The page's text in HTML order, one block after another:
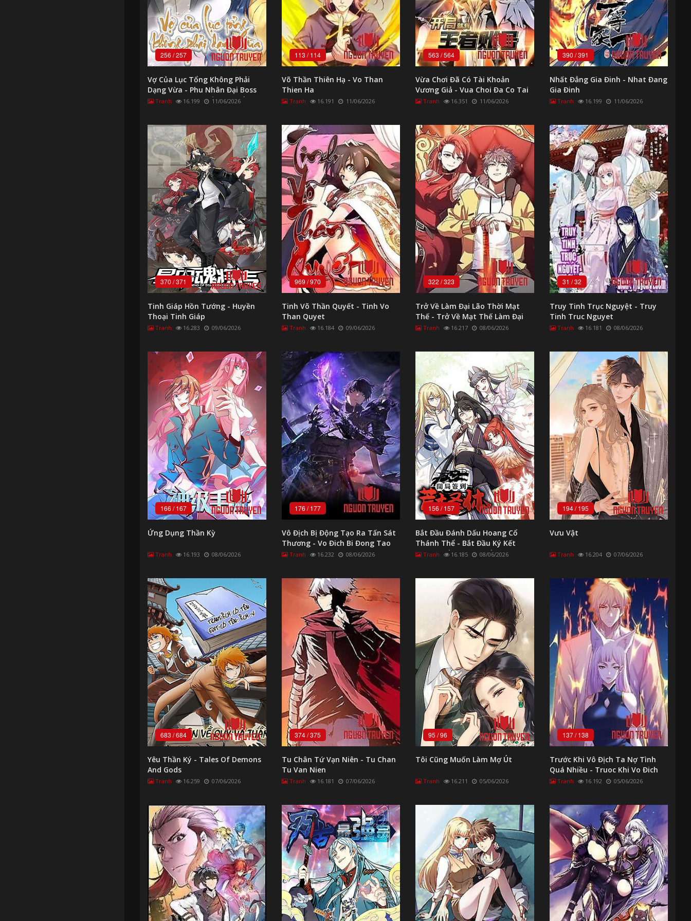
256 /257
Vợ Của Lục Tổng Không Phải
Dạng Vừa - Phu Nhân Đại Boss
Ngày Nào Cũng Vả Mặt Tiểu
Tranh 16.199 11/06/2026
113 / 114
Võ Thần Thiên Hạ - Vo Than
Thien Ha
Tranh 16.191 11/06/2026
563 /564
Vừa Chơi Đã Có Tài Khoản
Vương Giả - Vua Choi Đa Co Tai
Khoan Vuong Gia
Tranh 16.351 11/06/2026
390 / 391
Nhất Đẳng Gia Đinh - Nhat Đang
Gia Đinh
Tranh 16.199 11/06/2026
370 /371
Tinh Giáp Hồn Tướng - Huyền
Thoại Tinh Giáp
Tranh 16.283 09/06/2026
969 / 970
Tinh Võ Thần Quyết - Tinh Vo
Than Quyet
Tranh 16.184 09/06/2026
322 /323
Trở Về Làm Đại Lão Thời Mạt
Thế - Trở Về Mạt Thế Làm Đại
LãoTranh 16.217 08/06/2026
31 / 32
Truy Tinh Trục Nguyệt - Truy
Tinh Truc Nguyet
Tranh 16.181 08/06/2026
166 / 167
Ứng Dụng Thần Kỳ
Tranh 16.193 08/06/2026
176 / 177
Vô Địch Bị Động Tạo Ra Tấn Sát
Thương - Vo Đich Bi Đong Tao
Ra Tan Sat Thuong
Tranh 16.232 08/06/2026
156 / 157
Bắt Đầu Đánh Dấu Hoang Cổ
Thánh Thể - Bắt Đầu Ký Kết
Hoang Cổ Thánh Thể
Tranh 16.185 08/06/2026
194 / 195
Vưu Vật
Tranh 16.204 07/06/2026
683 /684
Yêu Thần Ký - Tales Of Demons
And Gods
Tranh 16.259 07/06/2026
374 / 375
Tu Chân Tứ Vạn Niên - Tu Chan
Tu Van Nien
Tranh 16.181 07/06/2026
95 /96
Tôi Cũng Muốn Làm Mợ Út
Tranh 16.211 05/06/2026
137 / 138
Trước Khi Vô Địch Ta Nợ Tình
Quá Nhiều - Truoc Khi Vo Đich
Ta No Tinh Qua Nhieu
Tranh 16.192 05/06/2026